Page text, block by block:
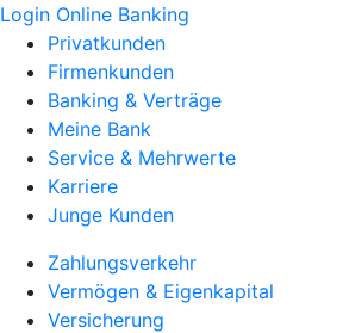
Login Online Banking
Privatkunden
Firmenkunden
Banking & Verträge
Meine Bank
Service & Mehrwerte
Karriere
Junge Kunden
Zahlungsverkehr
Vermögen & Eigenkapital
Versicherung